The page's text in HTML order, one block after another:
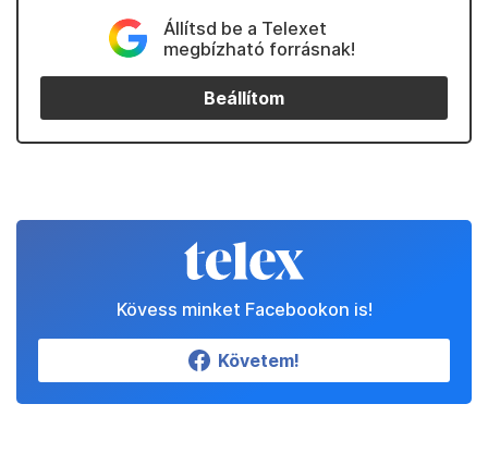
Állítsd be a Telexet
megbízható forrásnak!
Beállítom
Kövess minket Facebookon is!
Követem!